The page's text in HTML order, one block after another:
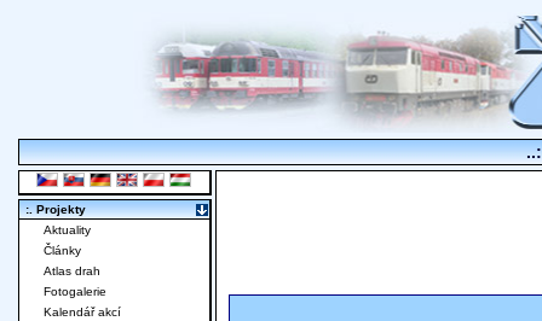
:. Projekty
Aktuality
Články
Atlas drah
Fotogalerie
Kalendář akcí